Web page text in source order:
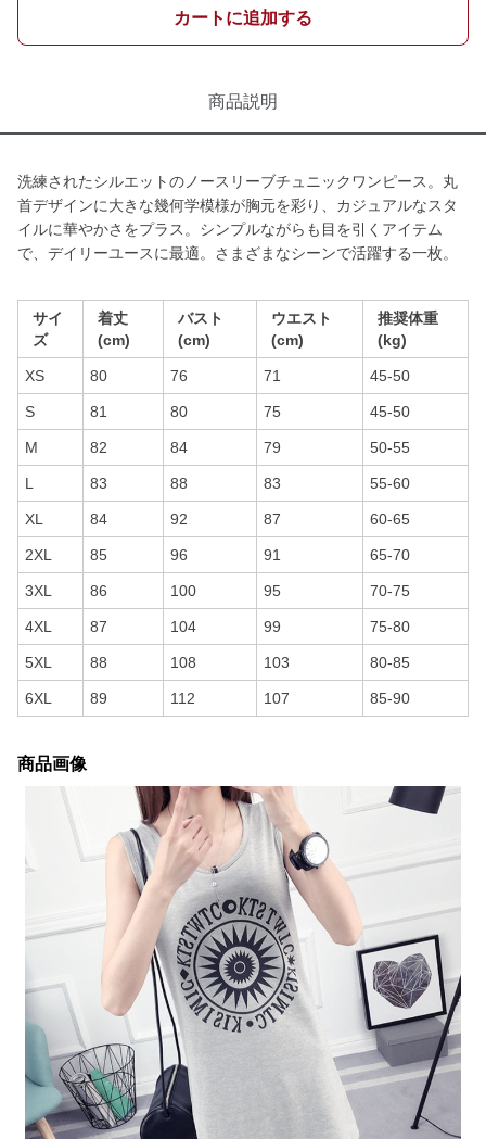
カートに追加する
商品説明
洗練されたシルエットのノースリーブチュニックワンピース。丸
首デザインに大きな幾何学模様が胸元を彩り、カジュアルなスタ
イルに華やかさをプラス。シンプルながらも目を引くアイテム
で、デイリーユースに最適。さまざまなシーンで活躍する一枚。
サイ
ズ
着丈
(cm)
バスト
(cm)
ウエスト
(cm)
推奨体重
(kg)
XS 80 76 71 45-50
S 81 80 75 45-50
M 82 84 79 50-55
L 83 88 83 55-60
XL 84 92 87 60-65
2XL 85 96 91 65-70
3XL 86 100 95 70-75
4XL 87 104 99 75-80
5XL 88 108 103 80-85
6XL 89 112 107 85-90
商品画像